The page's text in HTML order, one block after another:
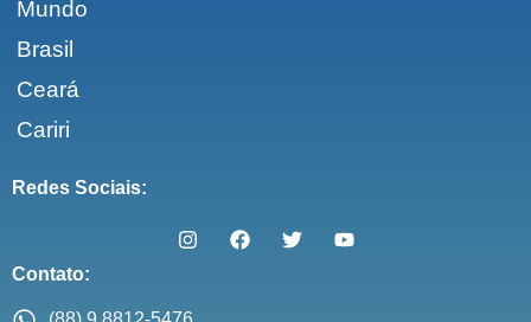
Mundo
Brasil
Ceará
Cariri
Redes Sociais:
Contato: